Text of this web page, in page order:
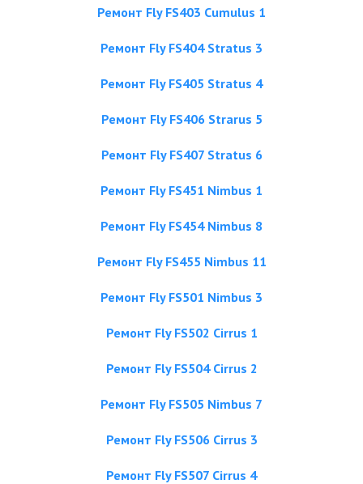
Ремонт Fly FS403 Cumulus 1
Ремонт Fly FS404 Stratus 3
Ремонт Fly FS405 Stratus 4
Ремонт Fly FS406 Strarus 5
Ремонт Fly FS407 Stratus 6
Ремонт Fly FS451 Nimbus 1
Ремонт Fly FS454 Nimbus 8
Ремонт Fly FS455 Nimbus 11
Ремонт Fly FS501 Nimbus 3
Ремонт Fly FS502 Cirrus 1
Ремонт Fly FS504 Cirrus 2
Ремонт Fly FS505 Nimbus 7
Ремонт Fly FS506 Cirrus 3
Ремонт Fly FS507 Cirrus 4